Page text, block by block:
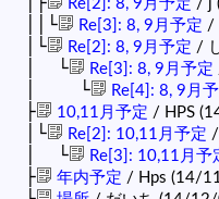
Re[2]: 8, 9月予定 / j
││└ Re[3]: 8, 9月予定 /
│└ Re[2]: 8, 9月予定 /
│ └ Re[3]: 8, 9月予定
│ └ Re[4]: 8, 9月
├ 10,11月予定 / HPS
│└ Re[2]: 10,11月予定
│ └ Re[3]: 10,11月予
├ 年内予定 / Hps (14/